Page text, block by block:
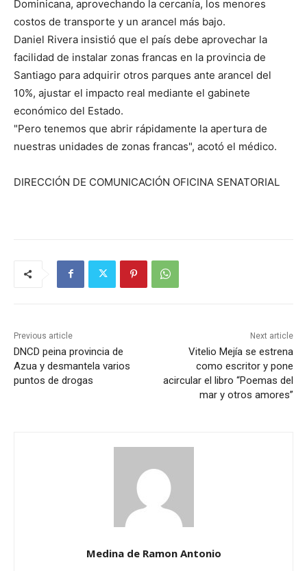
Dominicana, aprovechando la cercanía, los menores
costos de transporte y un arancel más bajo.
Daniel Rivera insistió que el país debe aprovechar la
facilidad de instalar zonas francas en la provincia de
Santiago para adquirir otros parques ante arancel del
10%, ajustar el impacto real mediante el gabinete
económico del Estado.
"Pero tenemos que abrir rápidamente la apertura de
nuestras unidades de zonas francas", acotó el médico.
DIRECCIÓN DE COMUNICACIÓN OFICINA SENATORIAL
Previous article
DNCD peina provincia de
Azua y desmantela varios
puntos de drogas
Next article
Vitelio Mejía se estrena
como escritor y pone
acircular el libro “Poemas del
mar y otros amores”
Medina de Ramon Antonio